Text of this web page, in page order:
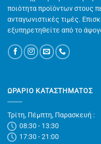
ποιότητα προϊόντων στους
ανταγωνιστικές τιμές.
εξυπηρετηθείτε από το
ΩΡΑΡΙΟ ΚΑΤΑΣΤΗΜΑΤΟΣ
Τρίτη, Πέμπτη, Παρασκευή :
08:30 - 13:30
17:30 - 21:00